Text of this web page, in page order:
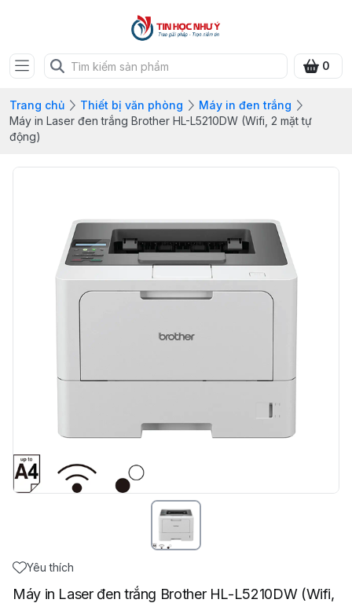
0
Trang chủ Thiết bị văn phòng
Máy in đen trắng
Máy in Laser đen trắng Brother HL-L5210DW (Wifi, 2 mặt tự
động)
Yêu thích
Máy in Laser đen trắng Brother HL-L5210DW (Wifi,